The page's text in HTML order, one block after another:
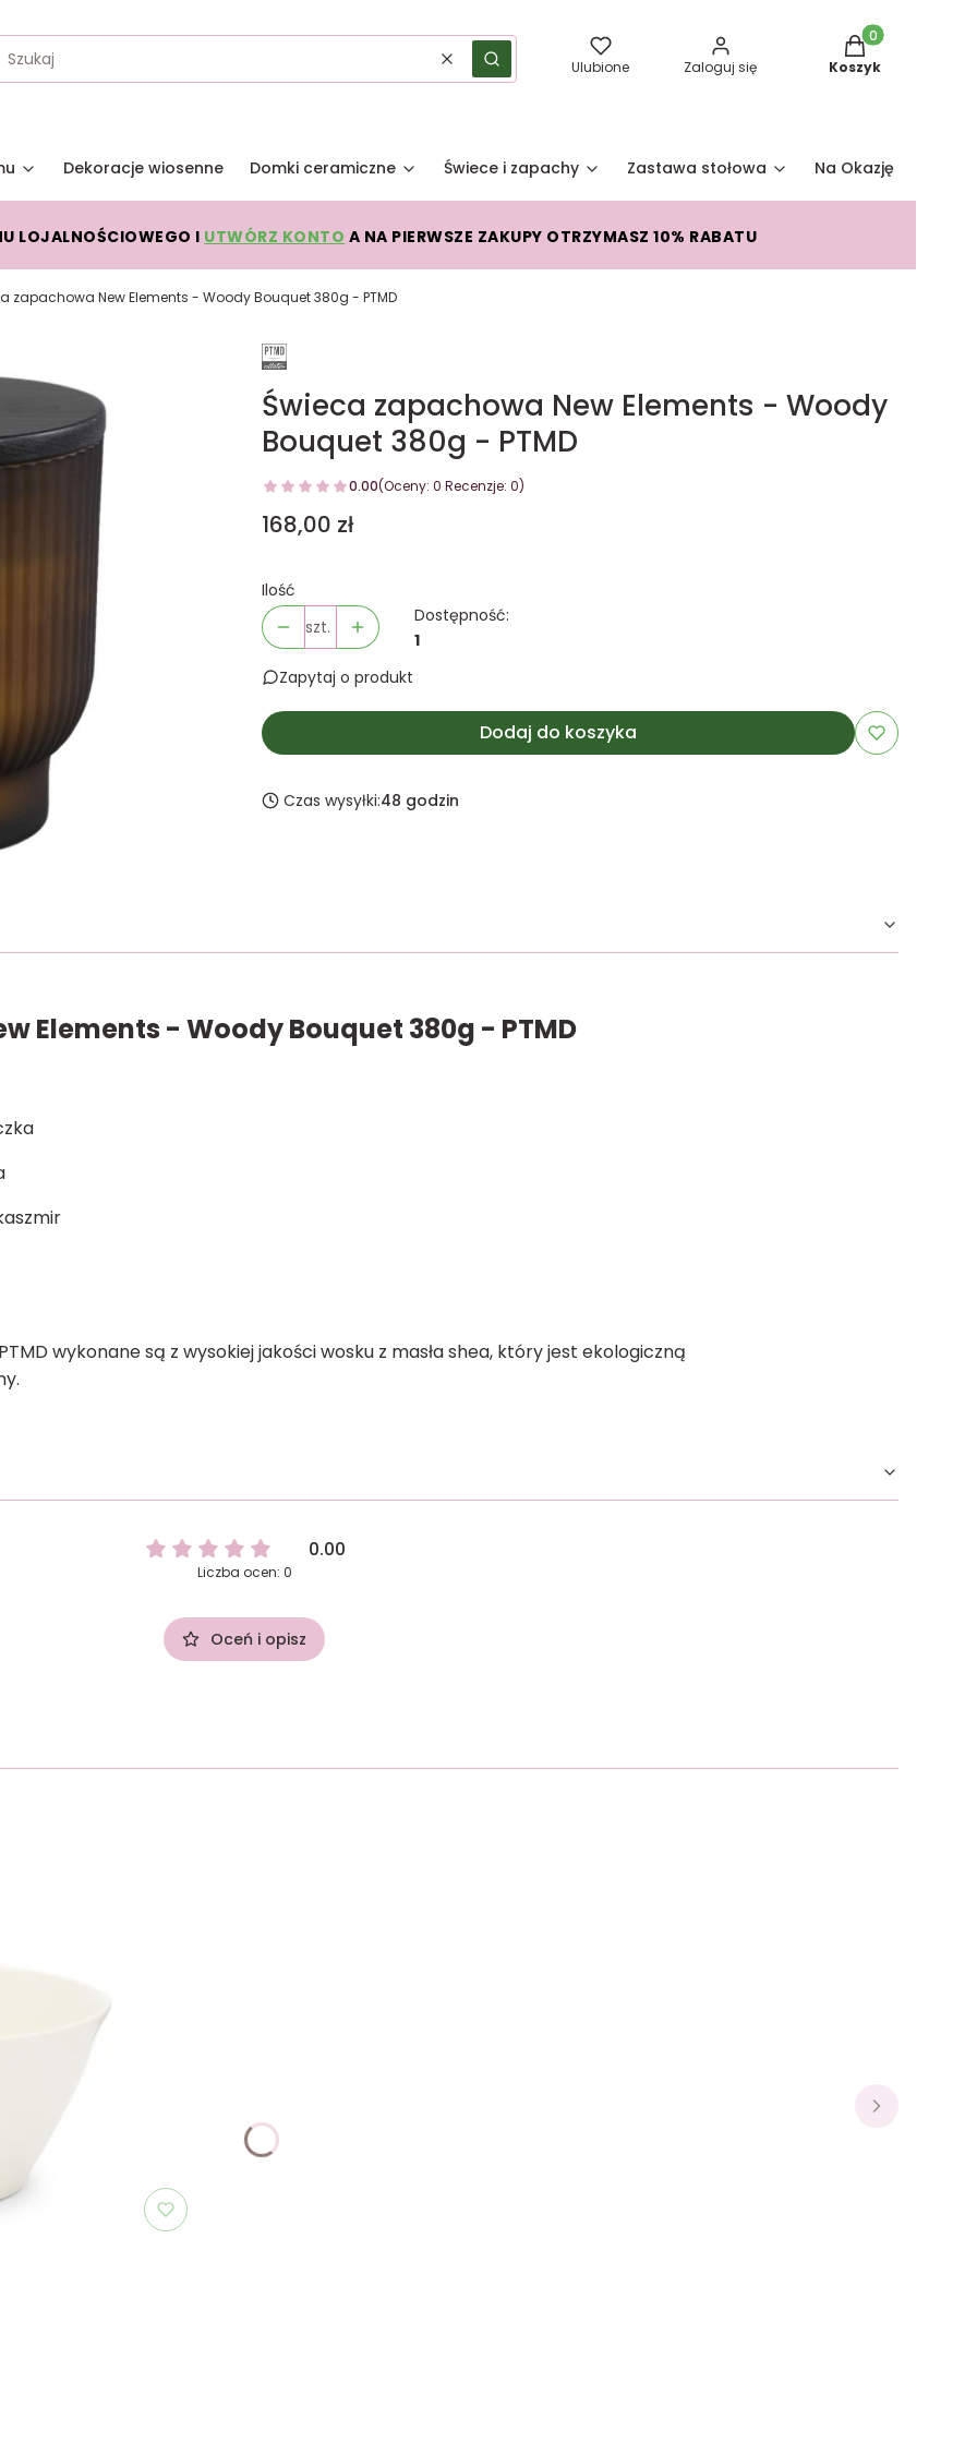
WyczyśćSzukaj Ulubione Zaloguj się
Produkty w
Koszyk
Dekoracje wiosenne Domki ceramiczne Świece i zapachy Zastawa stołowa Na Okazję
LOJALNOŚCIOWEGO I UTWÓRZ KONTO A NA PIERWSZE ZAKUPY OTRZYMASZ 10% RABATU
zapachowa New Elements - Woody Bouquet 380g - PTMD
Świeca zapachowa New Elements - Woody
Bouquet 380g - PTMD
0.00(Oceny: 0 Recenzje: 0)
Cena
168,00 zł
Ilość
szt.
Dostępność:
1
Zapytaj o produkt
Dodaj do koszyka
Czas wysyłki:48 godzin
Elements - Woody Bouquet 380g - PTMD
wykonane są z wysokiej jakości wosku z masła shea, który jest ekologiczną
0.00
Liczba ocen: 0
Oceń i opisz